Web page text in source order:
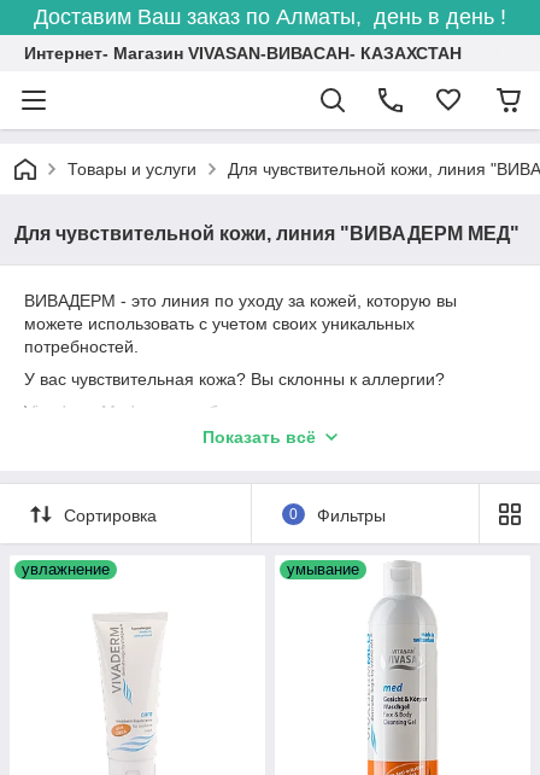
Доставим Ваш заказ по Алматы, день в день !
Интернет- Магазин VIVASAN-ВИВАСАН- КАЗАХСТАН
Товары и услуги Для чувствительной кожи, линия
Для чувствительной кожи, линия "ВИВАДЕРМ МЕД"
ВИВАДЕРМ - это линия по уходу за кожей, которую вы
можете использовать с учетом своих уникальных
потребностей.
У вас чувствительная кожа? Вы склонны к аллергии?
Vivaderm Med - это особая линия для вас.
Если вы хотите натуральный косметический продукт без
VivadermMed – лучший выбор для вас.
Показать всё
Сортировка 0 Фильтры
увлажнение умывание